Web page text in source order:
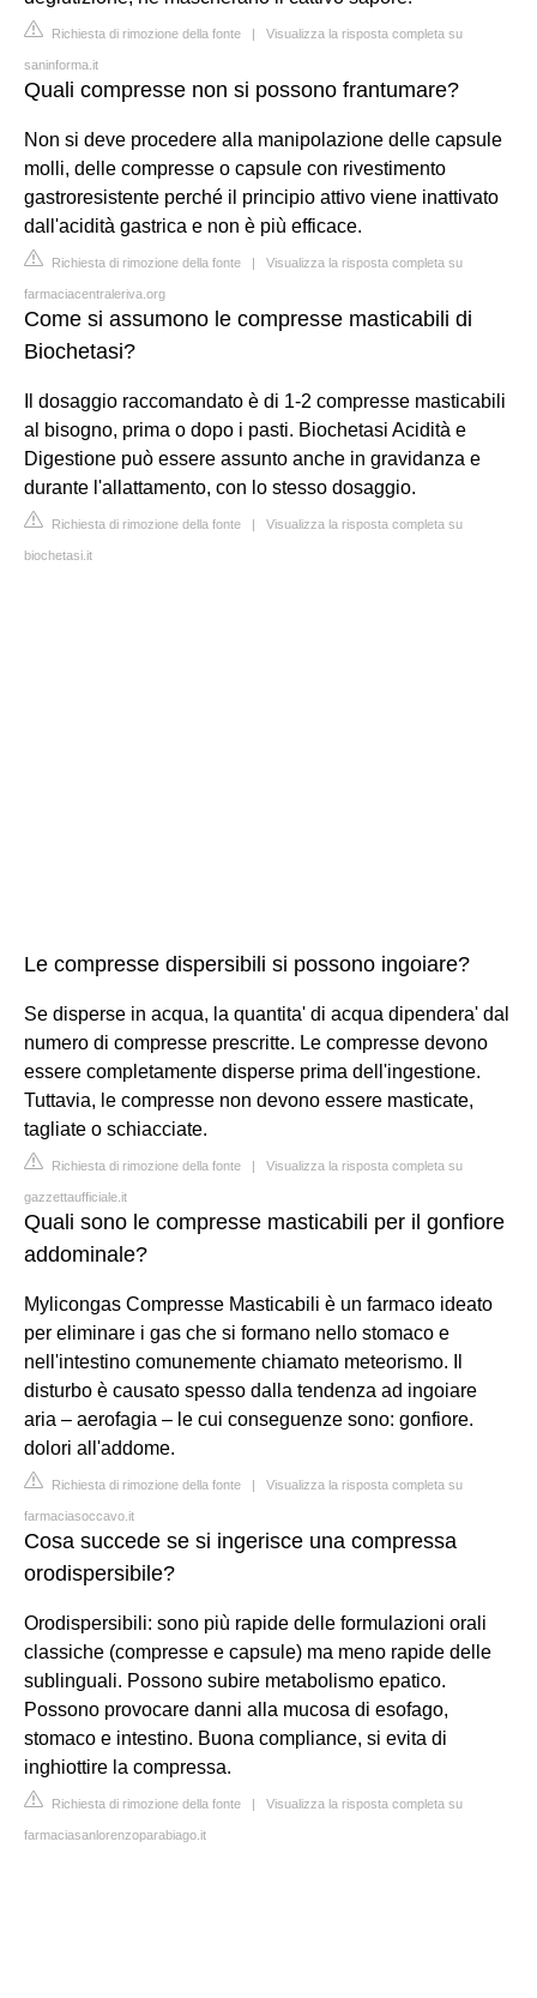
Richiesta di rimozione della fonte | Visualizza la risposta completa su
saninforma.it
Quali compresse non si possono frantumare?
Non si deve procedere alla manipolazione delle capsule
molli, delle compresse o capsule con rivestimento
gastroresistente perché il principio attivo viene inattivato
dall'acidità gastrica e non è più efficace.
Richiesta di rimozione della fonte | Visualizza la risposta completa su
farmaciacentraleriva.org
Come si assumono le compresse masticabili di
Biochetasi?
Il dosaggio raccomandato è di 1-2 compresse masticabili
al bisogno, prima o dopo i pasti. Biochetasi Acidità e
Digestione può essere assunto anche in gravidanza e
durante l'allattamento, con lo stesso dosaggio.
Richiesta di rimozione della fonte | Visualizza la risposta completa su
biochetasi.it
Le compresse dispersibili si possono ingoiare?
Se disperse in acqua, la quantita' di acqua dipendera' dal
numero di compresse prescritte. Le compresse devono
essere completamente disperse prima dell'ingestione.
Tuttavia, le compresse non devono essere masticate,
tagliate o schiacciate.
Richiesta di rimozione della fonte | Visualizza la risposta completa su
gazzettaufficiale.it
Quali sono le compresse masticabili per il gonfiore
addominale?
Mylicongas Compresse Masticabili è un farmaco ideato
per eliminare i gas che si formano nello stomaco e
nell'intestino comunemente chiamato meteorismo. Il
disturbo è causato spesso dalla tendenza ad ingoiare
aria – aerofagia – le cui conseguenze sono: gonfiore.
dolori all'addome.
Richiesta di rimozione della fonte | Visualizza la risposta completa su
farmaciasoccavo.it
Cosa succede se si ingerisce una compressa
orodispersibile?
Orodispersibili: sono più rapide delle formulazioni orali
classiche (compresse e capsule) ma meno rapide delle
sublinguali. Possono subire metabolismo epatico.
Possono provocare danni alla mucosa di esofago,
stomaco e intestino. Buona compliance, si evita di
inghiottire la compressa.
Richiesta di rimozione della fonte | Visualizza la risposta completa su
farmaciasanlorenzoparabiago.it